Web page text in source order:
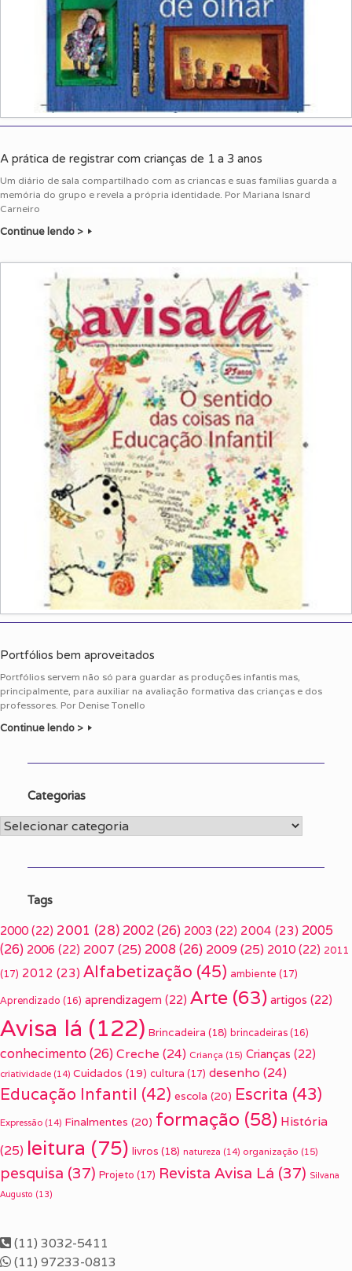
A prática de registrar com crianças de 1 a 3 anos
Um diário de sala compartilhado com as criancas e suas famílias guarda a
memória do grupo e revela a própria identidade. Por Mariana Isnard
Carneiro
Continue lendo >
Portfólios bem aproveitados
Portfólios servem não só para guardar as produções infantis mas,
principalmente, para auxiliar na avaliação formativa das crianças e dos
professores. Por Denise Tonello
Continue lendo >
Categorias
Categorias
Tags
2000 (22) 2001 (28) 2002(26) 2003 (22) 2004 (23) 2005
(26) 2006 (22) 2007 (25) 2008(26) 2009(25) 2010 (22) 2011
(17) 2012 (23) Alfabetização (45) ambiente (17)
Aprendizado (16) aprendizagem (22) Arte (63) artigos (22)
Avisa lá (122) Brincadeira (18) brincadeiras (16)
conhecimento(26) Creche (24) Criança (15) Crianças (22)
criatividade (14) Cuidados (19) cultura (17) desenho (24)
Educação Infantil (42) escola (20) Escrita (43)
Expressão (14) Finalmentes (20) formação (58) História
(25) leitura (75) livros (18) natureza (14) organização (15)
pesquisa (37) Projeto (17) Revista Avisa Lá (37) Silvana
Augusto (13)
(11) 3032-5411
(11) 97233-0813